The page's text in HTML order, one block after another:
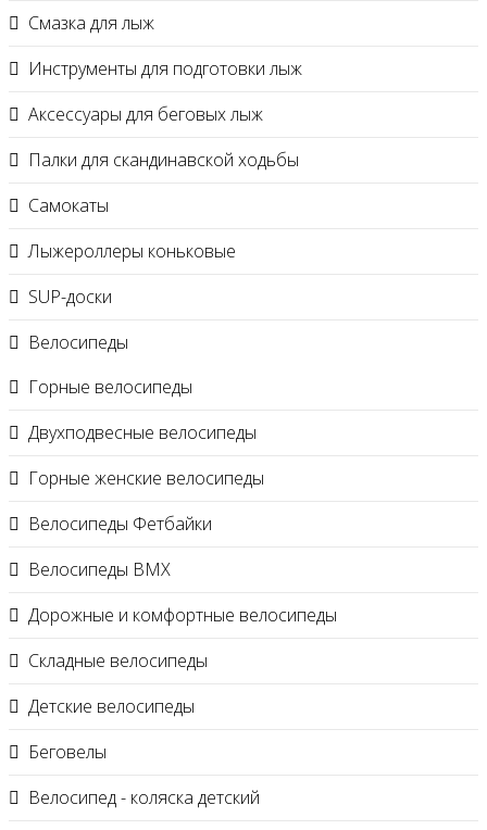
Смазка для лыж
Инструменты для подготовки лыж
Аксессуары для беговых лыж
Палки для скандинавской ходьбы
Самокаты
Лыжероллеры коньковые
SUP-доски
Велосипеды
Горные велосипеды
Двухподвесные велосипеды
Горные женские велосипеды
Велосипеды Фетбайки
Велосипеды BMX
Дорожные и комфортные велосипеды
Складные велосипеды
Детские велосипеды
Беговелы
Велосипед - коляска детский